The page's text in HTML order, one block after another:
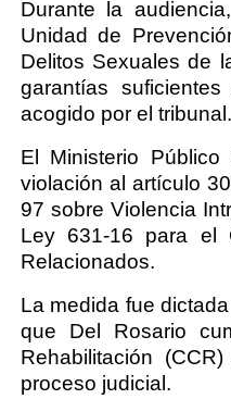
Durante la
Unidad de
Delitos Sexuales de
garantías
acogido por el tribunal.
El Ministerio
violación al artículo
97 sobre Violencia
Ley 631-16 para el
Relacionados.
La medida fue
que Del Rosario
Rehabilitación
proceso judicial.